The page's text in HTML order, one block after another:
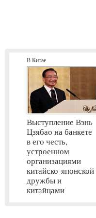
В Китае
Выступление Вэнь
Цзябао на банкете
в его честь,
устроенном
организациями
китайско-японской
дружбы и
китайцами